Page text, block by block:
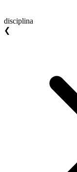
disciplina
❮